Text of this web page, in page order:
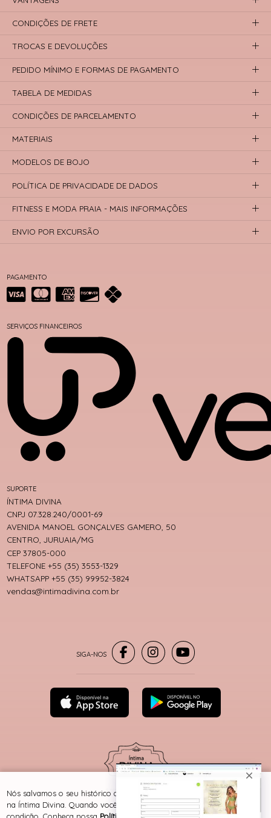
PAGAMENTO
SERVIÇOS FINANCEIROS
SUPORTE
ÍNTIMA DIVINA
CNPJ 07.328.240/0001-69
AVENIDA MANOEL GONÇALVES GAMERO, 50
CENTRO, JURUAIA/MG
CEP 37805-000
TELEFONE +55 (35) 3553-1329
WHATSAPP +55 (35) 99952-3824
vendas@intimadivina.com.br
CONDIÇÕES DE FRETE
TROCAS E DEVOLUÇÕES
PEDIDO MÍNIMO E FORMAS DE PAGAMENTO
TABELA DE MEDIDAS
CONDIÇÕES DE PARCELAMENTO
MATERIAIS
MODELOS DE BOJO
POLÍTICA DE PRIVACIDADE DE DADOS
FITNESS E MODA PRAIA - MAIS INFORMAÇÕES
ENVIO POR EXCURSÃO
® TODOS DIREITOS RESERVADOS
Nós salvamos o seu histórico de uso pra oferecer a melhor experiência
na Íntima Divina. Quando você navega no nosso site, aceita esta